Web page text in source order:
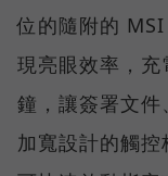
位的隨附的
現亮眼效率，
鐘，讓簽署文件
加寬設計的觸